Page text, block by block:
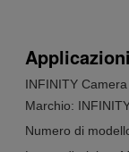
INFINITY
Marchio:
Numero di